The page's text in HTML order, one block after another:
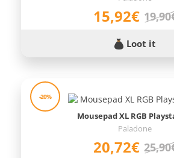
15,92€
Loot it
-20%
Mousepad XL RGB
Paladone
20,72€